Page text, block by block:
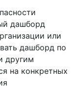
дашборд
или
дашборд по
другим
на конкретных